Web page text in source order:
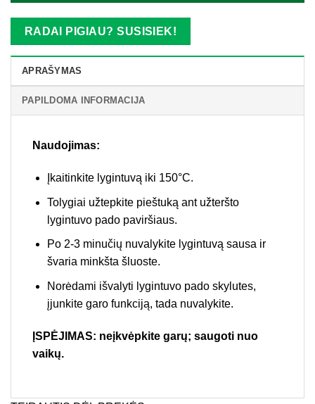
RADAI PIGIAU? SUSISIEK!
APRAŠYMAS
PAPILDOMA INFORMACIJA
Naudojimas:
Įkaitinkite lygintuvą iki 150°C.
Tolygiai užtepkite pieštuką ant užteršto
lygintuvo pado paviršiaus.
Po 2-3 minučių nuvalykite lygintuvą sausa ir
švaria minkšta šluoste.
Norėdami išvalyti lygintuvo pado skylutes,
įjunkite garo funkciją, tada nuvalykite.
ĮSPĖJIMAS: neįkvėpkite garų; saugoti nuo
vaikų.